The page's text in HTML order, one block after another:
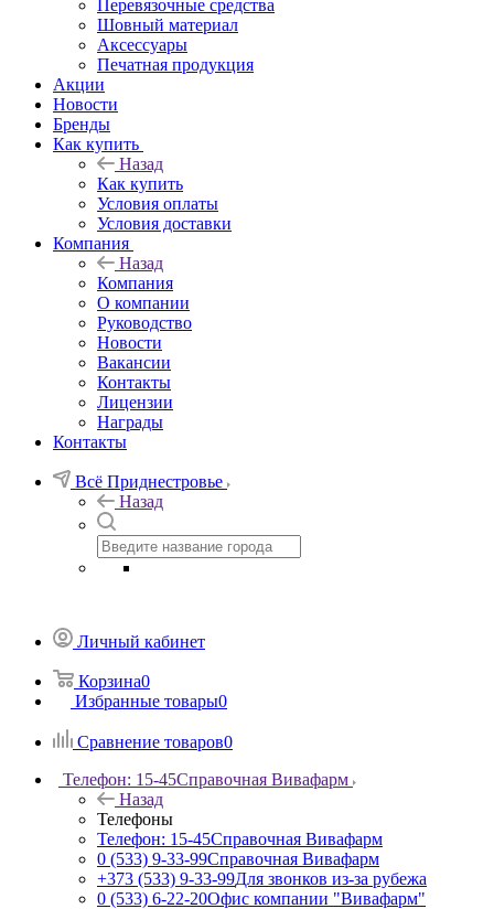
Перевязочные средства
Шовный материал
Аксессуары
Печатная продукция
Акции
Новости
Бренды
Как купить
Назад
Как купить
Условия оплаты
Условия доставки
Компания
Назад
Компания
О компании
Руководство
Новости
Вакансии
Контакты
Лицензии
Награды
Контакты
Всё Приднестровье
Назад
Личный кабинет
Корзина0
Избранные товары0
Сравнение товаров0
Телефон: 15-45Справочная Вивафарм
Назад
Телефоны
Телефон: 15-45Справочная Вивафарм
0 (533) 9-33-99Справочная Вивафарм
+373 (533) 9-33-99Для звонков из-за рубежа
0 (533) 6-22-20Офис компании "Вивафарм"